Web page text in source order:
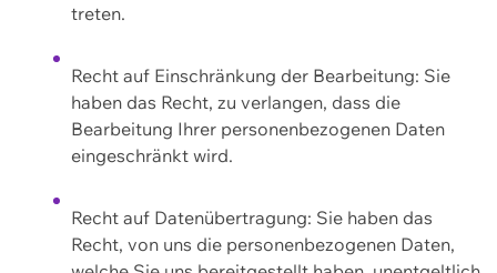
treten.
Recht auf Einschränkung der Bearbeitung: Sie
haben das Recht, zu verlangen, dass die
Bearbeitung Ihrer personenbezogenen Daten
eingeschränkt wird.
Recht auf Datenübertragung: Sie haben das
Recht, von uns die personenbezogenen Daten,